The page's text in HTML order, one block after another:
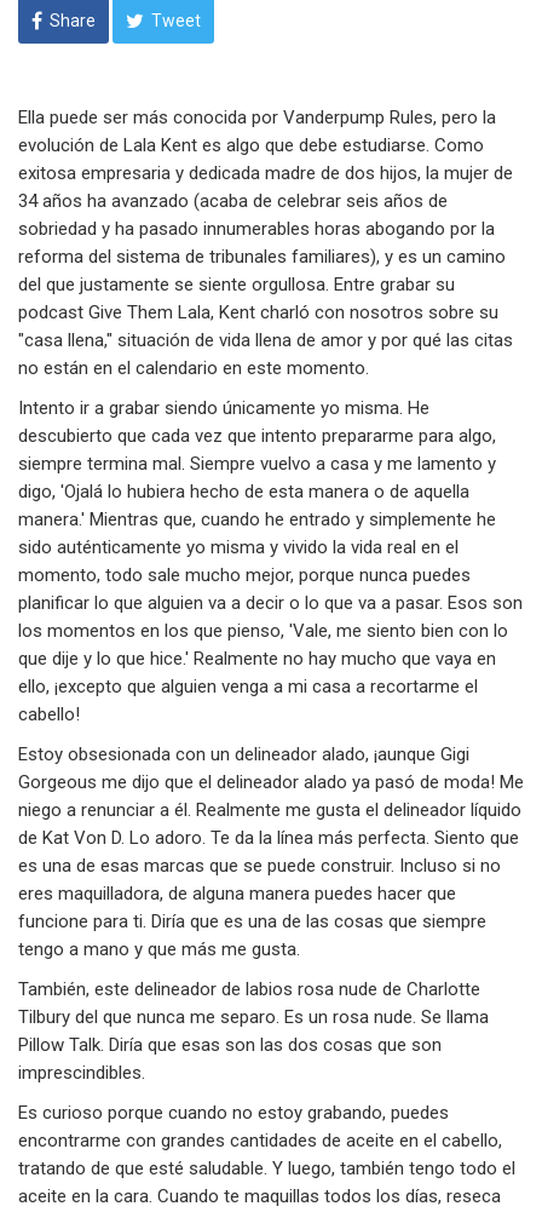
Share Tweet
Ella puede ser más conocida por Vanderpump Rules, pero la
evolución de Lala Kent es algo que debe estudiarse. Como
exitosa empresaria y dedicada madre de dos hijos, la mujer de
34 años ha avanzado (acaba de celebrar seis años de
sobriedad y ha pasado innumerables horas abogando por la
reforma del sistema de tribunales familiares), y es un camino
del que justamente se siente orgullosa. Entre grabar su
podcast Give Them Lala, Kent charló con nosotros sobre su
"casa llena," situación de vida llena de amor y por qué las citas
no están en el calendario en este momento.
Intento ir a grabar siendo únicamente yo misma. He
descubierto que cada vez que intento prepararme para algo,
siempre termina mal. Siempre vuelvo a casa y me lamento y
digo, 'Ojalá lo hubiera hecho de esta manera o de aquella
manera.' Mientras que, cuando he entrado y simplemente he
sido auténticamente yo misma y vivido la vida real en el
momento, todo sale mucho mejor, porque nunca puedes
planificar lo que alguien va a decir o lo que va a pasar. Esos son
los momentos en los que pienso, 'Vale, me siento bien con lo
que dije y lo que hice.' Realmente no hay mucho que vaya en
ello, ¡excepto que alguien venga a mi casa a recortarme el
cabello!
Estoy obsesionada con un delineador alado, ¡aunque Gigi
Gorgeous me dijo que el delineador alado ya pasó de moda! Me
niego a renunciar a él. Realmente me gusta el delineador líquido
de Kat Von D. Lo adoro. Te da la línea más perfecta. Siento que
es una de esas marcas que se puede construir. Incluso si no
eres maquilladora, de alguna manera puedes hacer que
funcione para ti. Diría que es una de las cosas que siempre
tengo a mano y que más me gusta.
También, este delineador de labios rosa nude de Charlotte
Tilbury del que nunca me separo. Es un rosa nude. Se llama
Pillow Talk. Diría que esas son las dos cosas que son
imprescindibles.
Es curioso porque cuando no estoy grabando, puedes
encontrarme con grandes cantidades de aceite en el cabello,
tratando de que esté saludable. Y luego, también tengo todo el
aceite en la cara. Cuando te maquillas todos los días, reseca